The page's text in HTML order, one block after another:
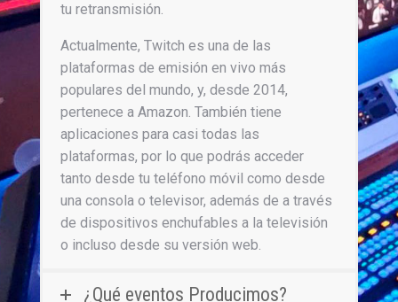
tu retransmisión.
Actualmente, Twitch es una de las
plataformas de emisión en vivo más
populares del mundo, y, desde 2014,
pertenece a Amazon. También tiene
aplicaciones para casi todas las
plataformas, por lo que podrás acceder
tanto desde tu teléfono móvil como desde
una consola o televisor, además de a través
de dispositivos enchufables a la televisión
o incluso desde su versión web.
¿Qué eventos Producimos?